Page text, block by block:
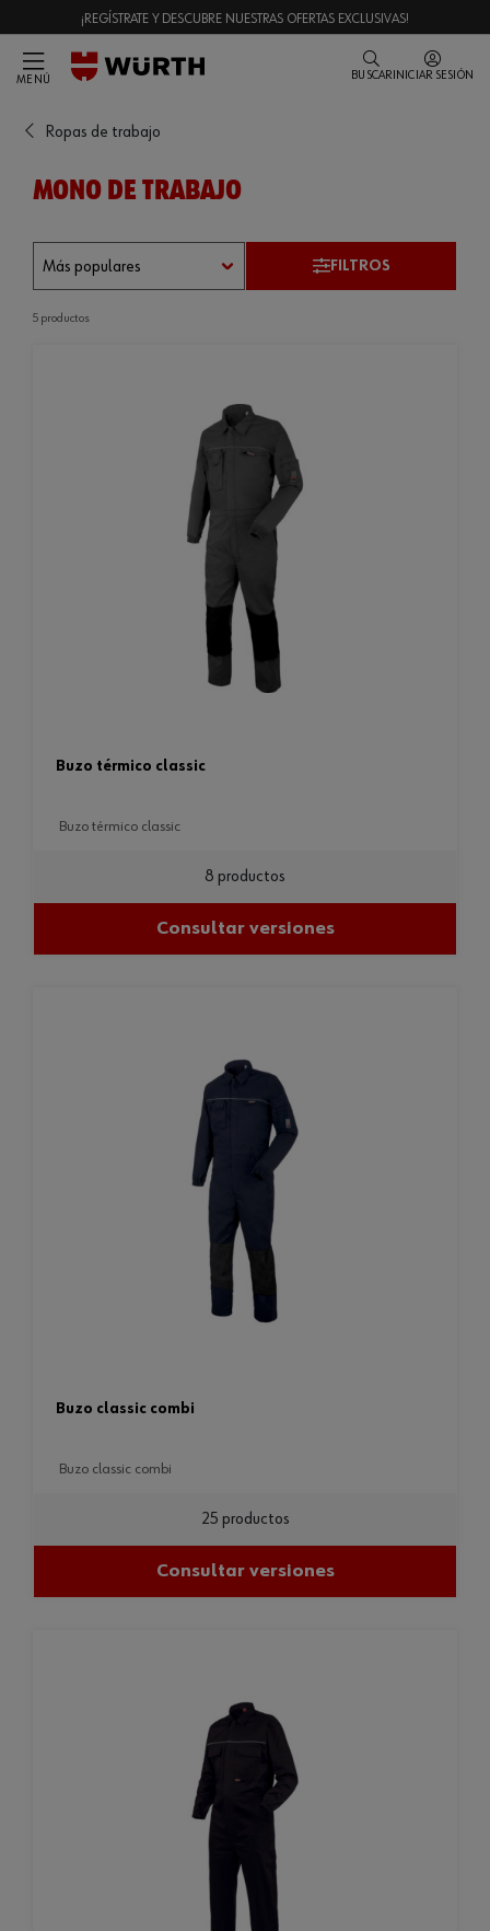
¡REGÍSTRATE Y DESCUBRE NUESTRAS OFERTAS EXCLUSIVAS!
MENÚ BUSCAR INICIAR SESIÓN
Ropas de trabajo
MONO DE TRABAJO
FILTROS
5 productos
buzo térmico classic
buzo térmico classic
8 productos
Consultar versiones
buzo classic combi
buzo classic combi
25 productos
Consultar versiones